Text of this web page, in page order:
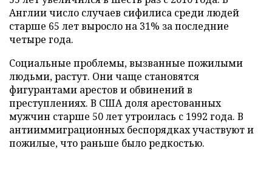
Англии число случаев сифилиса среди людей
старше 65 лет выросло на 31% за последние
четыре года.
Социальные проблемы, вызванные пожилыми
людьми, растут. Они чаще становятся
фигурантами арестов и обвинений в
преступлениях. В США доля арестованных
мужчин старше 50 лет утроилась с 1992 года. В
антииммиграционных беспорядках участвуют и
пожилые, что раньше было редкостью.